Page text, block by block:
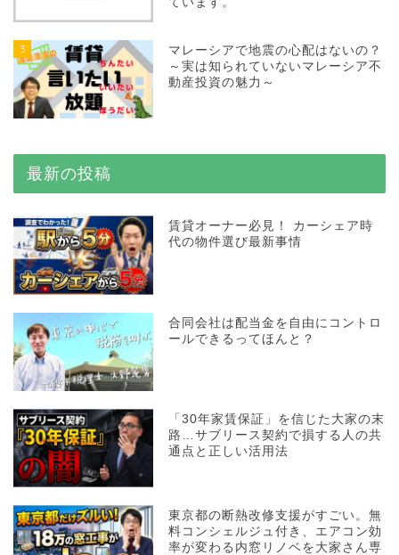
3
マレーシアで地震の心配はないの？
～実は知られていないマレーシア不
動産投資の魅力～
最新の投稿
賃貸オーナー必見！ カーシェア時
代の物件選び最新事情
合同会社は配当金を自由にコントロ
ールできるってほんと？
「30年家賃保証」を信じた大家の末
路…サブリース契約で損する人の共
通点と正しい活用法
東京都の断熱改修支援がすごい。無
料コンシェルジュ付き、エアコン効
率が変わる内窓リノベを大家さん専